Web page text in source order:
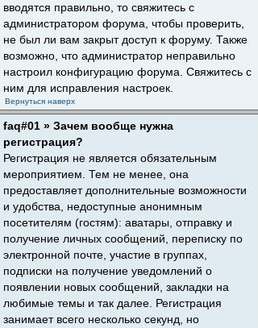
вводятся правильно, то свяжитесь с
администратором форума, чтобы проверить,
не был ли вам закрыт доступ к форуму. Также
возможно, что администратор неправильно
настроил конфигурацию форума. Свяжитесь с
ним для исправления настроек.
Вернуться наверх
faq#01 » Зачем вообще нужна
регистрация?
Регистрация не является обязательным
мероприятием. Тем не менее, она
предоставляет дополнительные возможности
и удобства, недоступные анонимным
посетителям (гостям): аватары, отправку и
получение личных сообщений, переписку по
электронной почте, участие в группах,
подписки на получение уведомлений о
появлении новых сообщений, закладки на
любимые темы и так далее. Регистрация
занимает всего несколько секунд, но